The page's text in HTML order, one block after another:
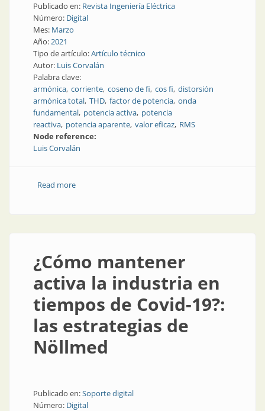
Publicado en: Revista Ingeniería Eléctrica
Número: Digital
Mes: Marzo
Año:2021
Tipo de artículo:Artículo técnico
Autor: Luis Corvalán
Palabra clave:
armónica corriente coseno de fi cos fi distorsión
armónica total THD factor de potencia onda
fundamental potencia activa potencia
reactiva potencia aparente valor eficaz RMS
Node reference:
Luis Corvalán
Read moreabout Factor de potencia y coseno de fi: las tres
¿Cómo mantener
activa la industria en
tiempos de Covid-19?:
las estrategias de
Nöllmed
Publicado en:Soporte digital
Número: Digital